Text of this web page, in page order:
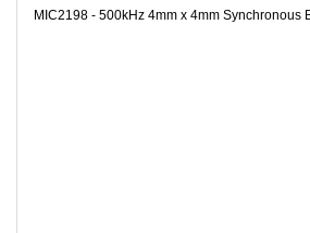
MIC2198 - 500kHz 4mm x 4mm Synchronous